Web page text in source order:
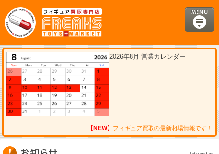
2026年8月 営業カレンダー
【NEW】 フィギュア買取の最新相場情報です！